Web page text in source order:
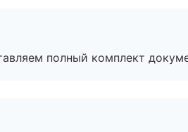
полный комплект